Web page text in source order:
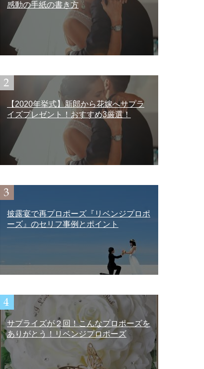
感動の手紙の書き方
【2020年挙式】新郎から花嫁へサプラ
イズプレゼント！おすすめ3厳選！
披露宴で再プロポーズ『リベンジプロポ
ーズ』のセリフ事例とポイント
サプライズが２回！こんなプロポーズを
ありがとう！リベンジプロポーズ